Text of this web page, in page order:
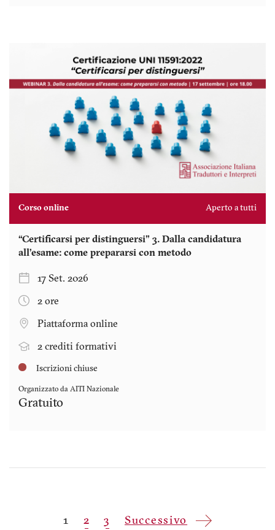
Corso online Aperto a tutti
“Certificarsi per distinguersi” 3. Dalla candidatura
all’esame: come prepararsi con metodo
17 Set. 2026
2 ore
Piattaforma online
2 crediti formativi
Iscrizioni chiuse
Organizzato da AITI Nazionale
Gratuito
Pagina
1 Pagina
2 Pagina
3
Pagina
Successivo